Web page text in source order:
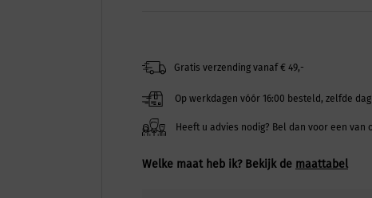
Gratis verzending vanaf € 49,-
Op werkdagen vóór 16:00 besteld, zelfde
Heeft u advies nodig? Bel dan voor een van
Welke maat heb ik? Bekijk de maattabel